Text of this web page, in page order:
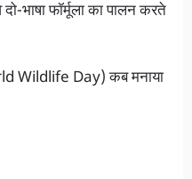
भाषा फॉर्मूला का पालन करते
Wildlife Day) कब मनाया